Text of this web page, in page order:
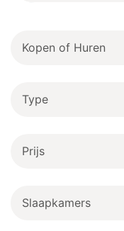
Kopen of Huren
Type
Prijs
Slaapkamers